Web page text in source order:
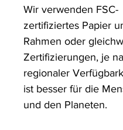
Wir verwenden FSC-
zertifiziertes Papier
Rahmen oder
Zertifizierungen, je
regionaler
ist besser für die
und den Planeten.